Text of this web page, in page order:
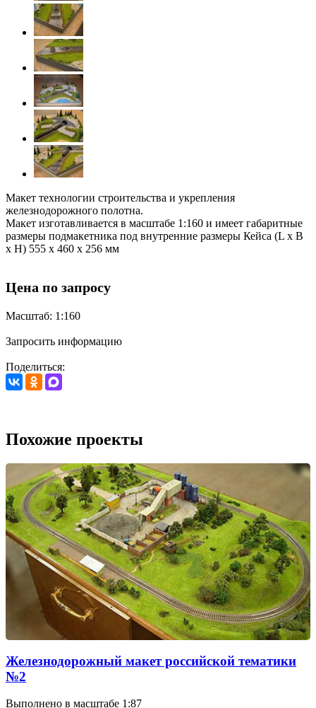
Макет технологии строительства и укрепления
железнодорожного полотна.
Макет изготавливается в масштабе 1:160 и имеет габаритные
размеры подмакетника под внутренние размеры Кейса (L x B
x H) 555 х 460 х 256 мм
Цена по запросу
Масштаб: 1:160
Запросить информацию
Поделиться:
Похожие проекты
Железнодорожный макет российской тематики
№2
Выполнено в масштабе 1:87